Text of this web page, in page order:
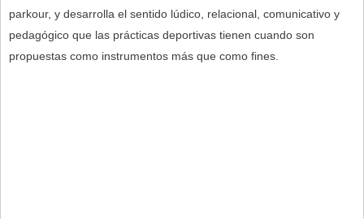
parkour, y desarrolla el sentido lúdico, relacional, comunicativo y
pedagógico que las prácticas deportivas tienen cuando son
propuestas como instrumentos más que como fines.